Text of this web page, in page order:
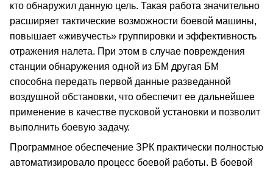
кто обнаружил данную цель. Такая работа значительно
расширяет тактические возможности боевой машины,
повышает «живучесть» группировки и эффективность
отражения налета. При этом в случае повреждения
станции обнаружения одной из БМ другая БМ
способна передать первой данные разведанной
воздушной обстановки, что обеспечит ее дальнейшее
применение в качестве пусковой установки и позволит
выполнить боевую задачу.
Программное обеспечение ЗРК практически полностью
автоматизировало процесс боевой работы. В боевой